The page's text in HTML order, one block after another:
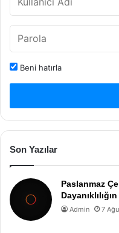
Beni hatırla
Son Yazılar
Paslanmaz
Admin 7